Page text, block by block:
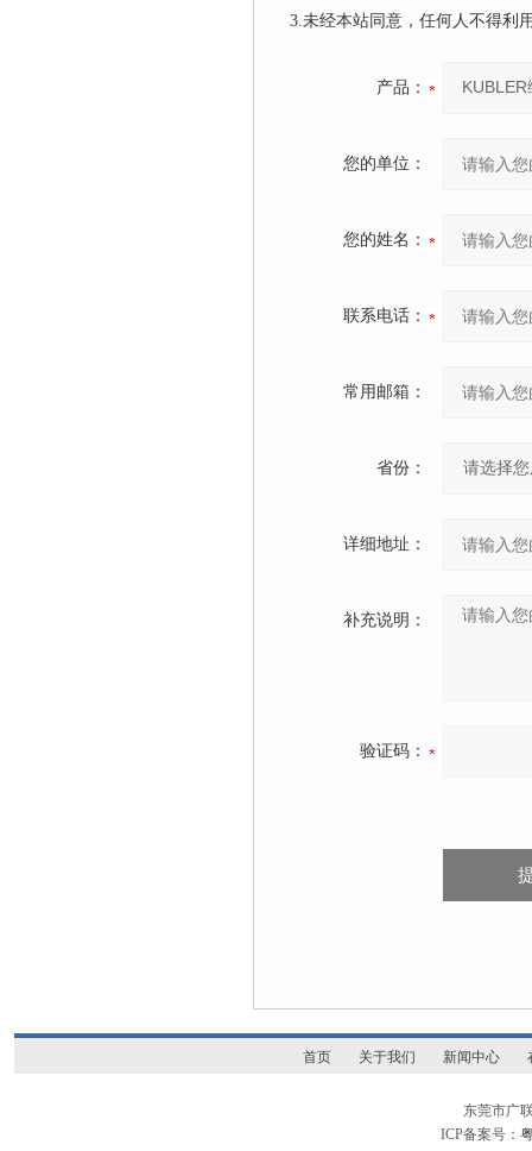
3.未经本站同意，任何人不得利
产品：
您的单位：
您的姓名：
联系电话：
常用邮箱：
省份：
详细地址：
补充说明：
验证码：
首页 关于我们 新闻中心
东莞市广
ICP备案号：